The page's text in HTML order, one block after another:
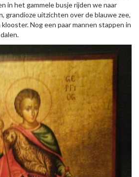
in het gammele busje rijden we naar
grandioze uitzichten over de blauwe zee,
Nog een paar mannen stappen in